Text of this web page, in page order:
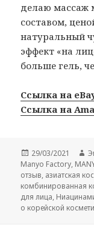
делаю массаж
составом,
натуральный
эффект «на
больше гель,
Ссылка на
Ссылка на
Опубликовано
29/03/2021
Manyo Factory,
отзыв, азиатская
комбинированная
для лица,
о корейской